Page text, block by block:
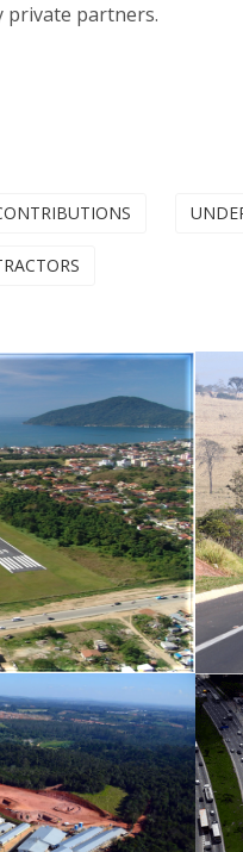
private partners.
- Aviação
e
Lourenço